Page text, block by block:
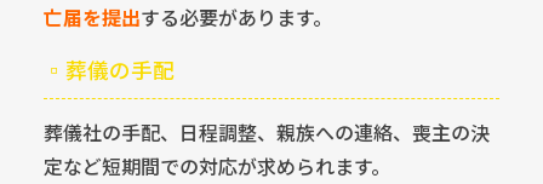
亡届を提出する必要があります。
▫️葬儀の手配
葬儀社の手配、日程調整、親族への連絡、喪主の決
定など短期間での対応が求められます。